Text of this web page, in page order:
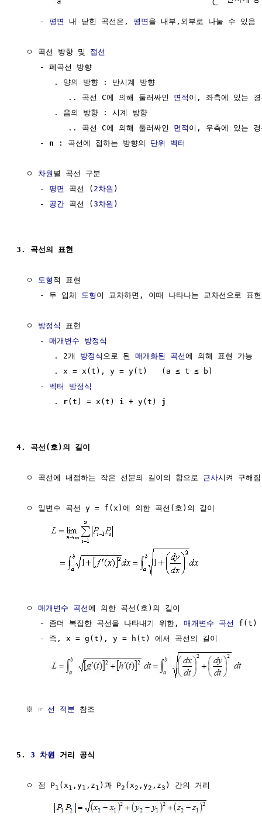
     -
평면 내 닫힌 곡선은, 평면 을 내부,외부로 나눌 수 있음
  ㅇ 곡선 방향 및
접선
     - 폐곡선 방향
        . 양의 방향 : 반시계 방향
           .. 곡선 C에 의해 둘러싸인
면적 이, 좌측에 있는 경
        . 음의 방향 : 시계 방향
           .. 곡선 C에 의해 둘러싸인
면적 이, 우측에 있는 경
     -
n : 곡선에 접하는 방향의 단위 벡터
  ㅇ
차원 별 곡선 구분
     -
평면 곡선 ( 2차원 )
     -
공간 곡선 (3차원 )
3. 곡선의 표현
  ㅇ
도형 적 표현
     - 두 입체
도형 이 교차하면, 이때 나타나는 교차선으로 표
  ㅇ
방정식
표현
     -
매개변수 방정식
        . 2개
방정식 으로 된 매개화된 곡선에 의해 표현 가능
        . x = x(t), y = y(t)   (a ≤ t ≤ b)
     -
벡터 방정식
        .
r(t) = x(t) i + y(t) j
4. 곡선(호)의 길이
  ㅇ 곡선에 내접하는 작은 선분의 길이의 합으로
근사시켜 구해짐
  ㅇ 일변수 곡선 y = f(x)에 의한 곡선(호)의 길이
  ㅇ
매개변수 곡선에 의한 곡선(호)의 길이
     - 좀더 복잡한 곡선을 나타내기 위한,
매개변수 곡선
f(t)
     - 즉, x = g(t), y = h(t) 에서 곡선의 길이
  ※ ☞
선 적분 참조
5. 3 차원 거리 공식
  ㅇ 점 P
1 (x1 ,y1 ,z1 )과 P2 (x2 ,y2 ,z3 ) 간의 거리